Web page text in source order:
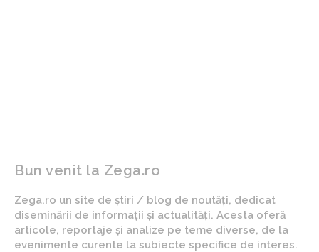
Bun venit la Zega.ro
Zega.ro un site de știri / blog de noutăți, dedicat
diseminării de informații și actualități. Acesta oferă
articole, reportaje și analize pe teme diverse, de la
evenimente curente la subiecte specifice de interes.